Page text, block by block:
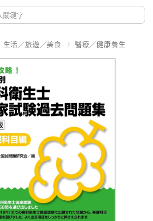
生活／旅遊／美食 醫療／健康養生